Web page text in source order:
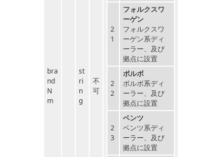
2
1
フォルクスワ
ーゲン
フォルクスワ
ーゲン系ディ
ーラー、及び
拠点に設置
2
2
ボルボ
ボルボ系ディ
ーラー、及び
拠点に設置
2
3
ベンツ
ベンツ系ディ
ーラー、及び
拠点に設置
bra
nd
N
m
st
ri
n
g
不
可